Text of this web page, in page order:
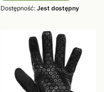
Dostępność: Jest dostępny